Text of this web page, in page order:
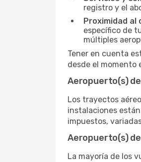
registro y el
Proximidad
específico de
múltiples
Tener en cuenta
desde el momento
Aeropuerto(s)
Los trayectos
instalaciones
impuestos,
Aeropuerto(s)
La mayoría de los